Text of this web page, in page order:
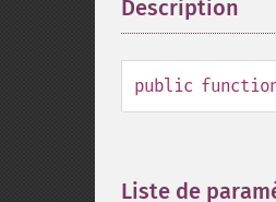
Description
public
Liste de